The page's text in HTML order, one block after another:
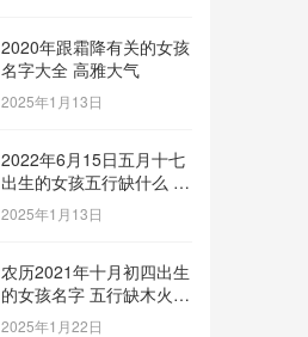
2020年跟霜降有关的女孩
名字大全 高雅大气
2025年1月13日
2022年6月15日五月十七
出生的女孩五行缺什么 补
金的名字推荐
2025年1月13日
农历2021年十月初四出生
的女孩名字 五行缺木火八
字免费取名
2025年1月22日